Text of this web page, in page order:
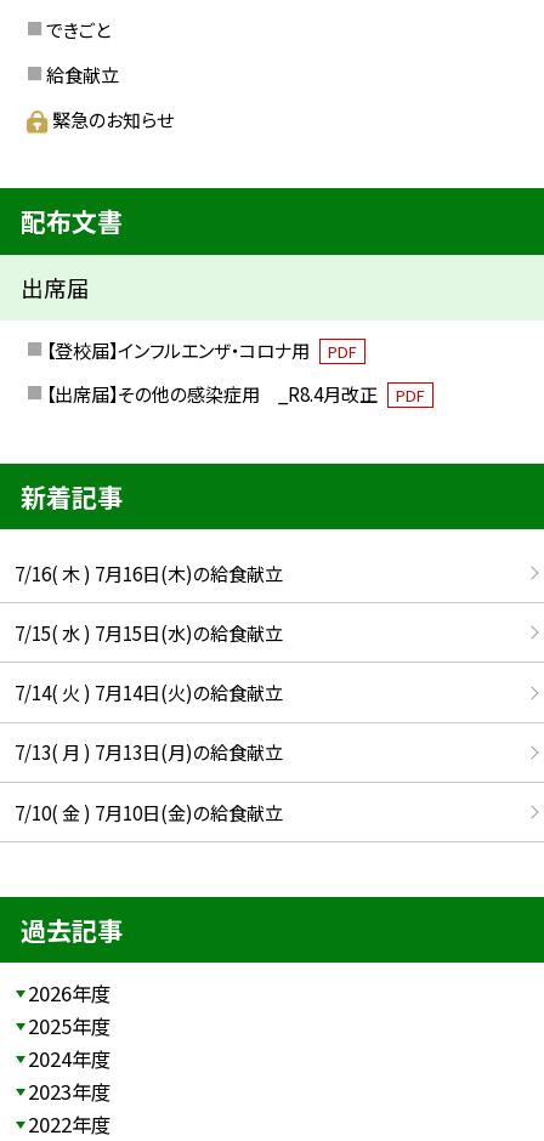
できごと
給食献立
緊急のお知らせ
配布文書
出席届
【登校届】インフルエンザ・コロナ用 PDF
【出席届】その他の感染症用 _R8.4月改正 PDF
新着記事
7/16( 木 ) 7月16日(木)の給食献立
7/15( 水 ) 7月15日(水)の給食献立
7/14( 火 ) 7月14日(火)の給食献立
7/13( 月 ) 7月13日(月)の給食献立
7/10( 金 ) 7月10日(金)の給食献立
過去記事
2026年度
2025年度
2024年度
2023年度
2022年度